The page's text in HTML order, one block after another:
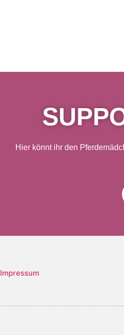
Hier könnt ihr den
Impressum